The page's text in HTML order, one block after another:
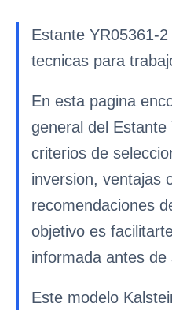
Estante YR05361-
tecnicas para
En esta pagina
general del Estante
criterios de
inversion, ventajas
recomendaciones
objetivo es
informada antes de
Este modelo